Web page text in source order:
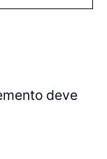
deve